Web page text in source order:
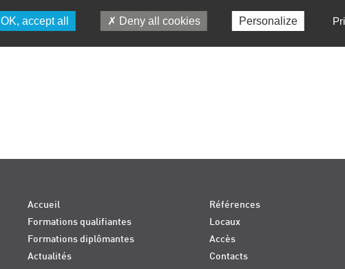
Accueil
Formations qualifiantes
Formations diplômantes
Actualités
Références
Locaux
Accès
Contacts
OK, accept all Deny all cookies Personalize